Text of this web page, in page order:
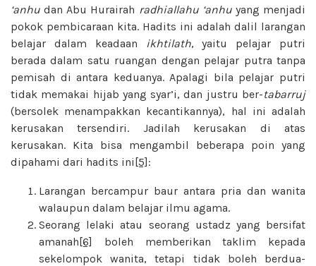
‘anhu dan Abu Hurairah radhiallahu ‘anhuyang menjadi
pokok pembicaraan kita. Hadits ini adalah dalil larangan
belajar dalam keadaan
ikhtilath, yaitu pelajar putri
berada dalam satu ruangan dengan pelajar putra tanpa
pemisah di antara keduanya. Apalagi bila pelajar putri
tidak memakai hijab yang syar’i, dan justru ber-tabarruj
(bersolek menampakkan kecantikannya), hal ini adalah
kerusakan tersendiri. Jadilah kerusakan di atas
kerusakan. Kita bisa mengambil beberapa poin yang
dipahami dari hadits ini[5]:
Larangan bercampur baur antara pria dan wanita
walaupun dalam belajar ilmu agama.
Seorang lelaki atau seorang ustadz yang bersifat
amanah[6]
boleh memberikan taklim kepada
sekelompok wanita, tetapi tidak boleh berdua-